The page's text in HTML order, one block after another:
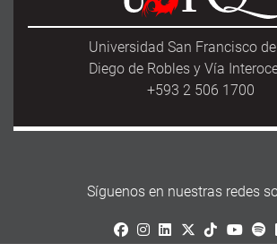
Universidad San Francisco
Diego de Robles y Vía
+593 2 506 1700
Síguenos en nuestras redes